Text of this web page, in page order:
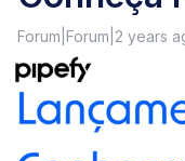
Forum|Forum|2 years